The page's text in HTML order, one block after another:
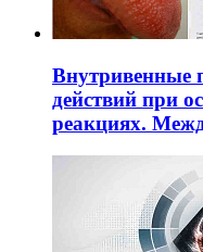
Внутривенные
действий при
реакциях.